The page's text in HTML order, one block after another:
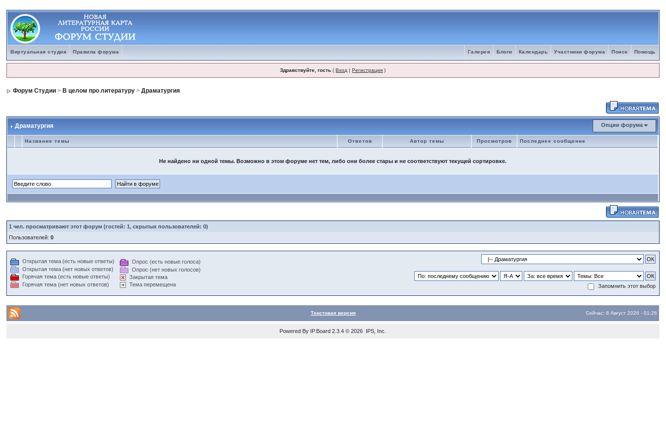
Виртуальная студия Правила форума Помощь
Поиск
Участники форума
Календарь
Блоги
Галерея
Здравствуйте, гость (Вход |Регистрация )
Форум Студии > В целом про литературу >Драматургия
Драматургия Опции форума
Название темы Ответов Автор темы Просмотров Последнее сообщение
Не найдено ни одной темы. Возможно в этом форуме нет тем, либо они более стары и не соответствуют текущей сортировке.
1 чел. просматривают этот форум (гостей: 1, скрытых пользователей: 0)
Пользователей:0
Открытая тема (есть новые ответы)
Открытая тема (нет новых ответов)
Горячая тема (есть новые ответы)
Горячая тема (нет новых ответов)
Опрос (есть новые голоса)
Опрос (нет новых голосов)
Закрытая тема
Тема перемещена
Запомнить этот выбор
Текстовая версия Сейчас: 8 Август 2026 - 01:26
Powered By IP.Board 2.3.4 © 2026 IPS, Inc